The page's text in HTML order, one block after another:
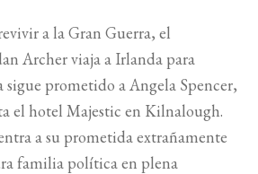
a la Gran Guerra, el
Archer viaja a Irlanda pa­ra
sigue prometido a Angela Spencer,
el hotel Majestic en Kilnalough.
a su prometida extrañamente
familia política en plena